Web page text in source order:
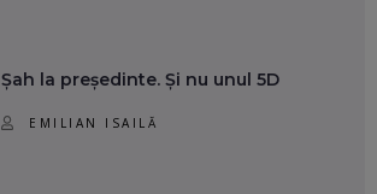
Șah la președinte. Și nu unul 5D
EMILIAN ISAILĂ